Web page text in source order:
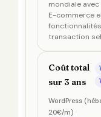
mondiale
E-commerce
transaction
Coût total
sur 3 ans
WordPress
20€/m)